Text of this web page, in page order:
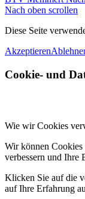
Nach oben scrollen
Diese Seite
Akzeptieren
Cookie- und
Wie wir Cookies
Wir können Cookies
verbessern und Ihre
Klicken Sie auf die
auf Ihre Erfahrung